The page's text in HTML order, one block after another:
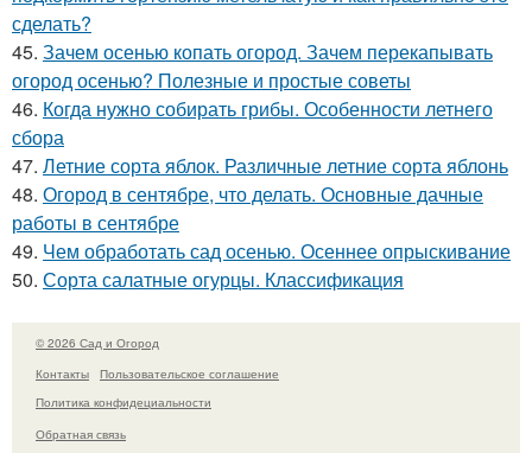
сделать?
45. Зачем осенью копать огород. Зачем перекапывать
огород осенью? Полезные и простые советы
46. Когда нужно собирать грибы. Особенности летнего
сбора
47. Летние сорта яблок. Различные летние сорта яблонь
48. Огород в сентябре, что делать. Основные дачные
работы в сентябре
49. Чем обработать сад осенью. Осеннее опрыскивание
50. Сорта салатные огурцы. Классификация
© 2026 Сад и Огород
Контакты
Пользовательское соглашение
Политика конфидециальности
Обратная связь